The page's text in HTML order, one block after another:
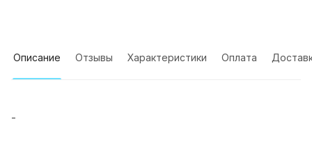
Описание Отзывы Характеристики Оплата
-